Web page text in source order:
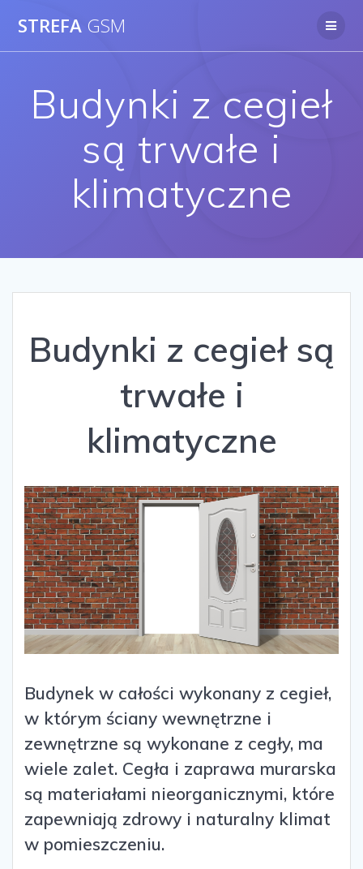
STREFA GSM
Budynki z cegieł
są trwałe i
klimatyczne
Budynki z cegieł są
trwałe i
klimatyczne
Budynek w całości wykonany z cegieł,
w którym ściany wewnętrzne i
zewnętrzne są wykonane z cegły, ma
wiele zalet. Cegła i zaprawa murarska
są materiałami nieorganicznymi, które
zapewniają zdrowy i naturalny klimat
w pomieszczeniu.